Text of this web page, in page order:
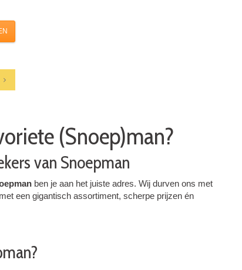
(Snoep)man?
van Snoepman
ben je aan het juiste adres. Wij durven ons met
een gigantisch assortiment, scherpe prijzen én